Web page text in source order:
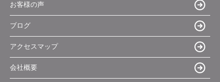
お客様の声
ブログ
アクセスマップ
会社概要